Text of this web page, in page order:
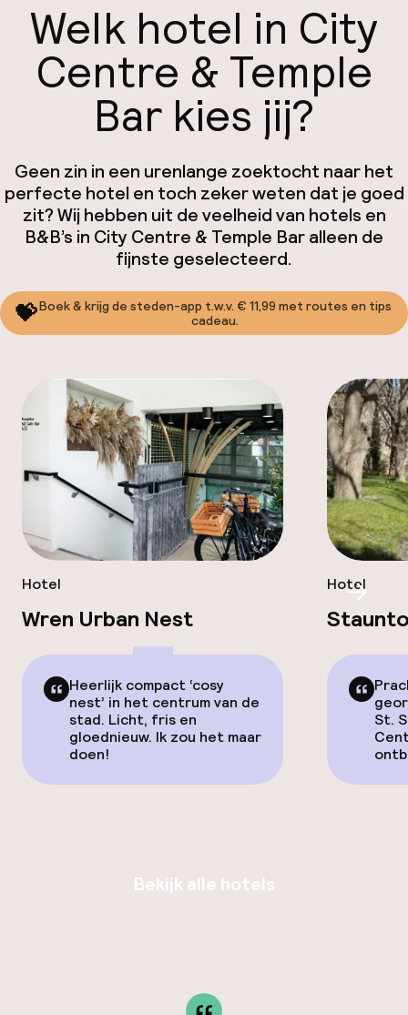
Welk hotel in City
Centre & Temple
Bar kies jij?
Geen zin in een urenlange zoektocht naar het
perfecte hotel en toch zeker weten dat je goed
zit? Wij hebben uit de veelheid van hotels en
B&B’s in City Centre & Temple Bar alleen de
fijnste geselecteerd.
💝Boek & krijg de steden-app t.w.v. € 11,99 met routes en tips
cadeau.
Hotel
Wren Urban Nest
Heerlijk compact ‘cosy
nest’ in het centrum van de
stad. Licht, fris en
gloednieuw. Ik zou het maar
doen!
Hotel
St.
Bekijk alle hotels